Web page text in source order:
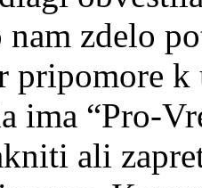
nam zdelo
pripomore
ima “Pro-
ali